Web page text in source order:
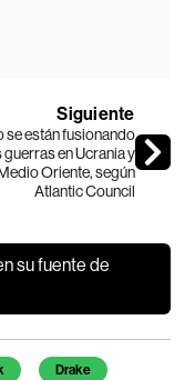
Siguiente
se están fusionando
guerras en Ucrania y
Oriente, según
Atlantic Council
su fuente de
Drake